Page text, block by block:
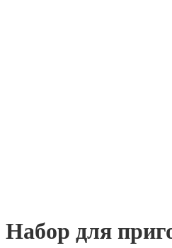
Набор для